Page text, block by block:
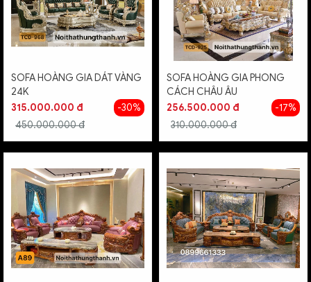
SOFA HOÀNG GIA DÁT VÀNG
24K
315.000.000 đ
450.000.000 đ
-30%
SOFA HOÀNG GIA PHONG
CÁCH CHÂU ÂU
256.500.000 đ
310.000.000 đ
-17%